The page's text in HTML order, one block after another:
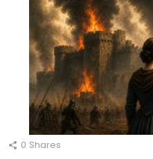
0 Shares